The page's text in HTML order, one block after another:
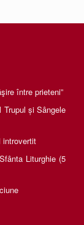
între prieteni”
și Sângele
introvertit
Liturghie (5